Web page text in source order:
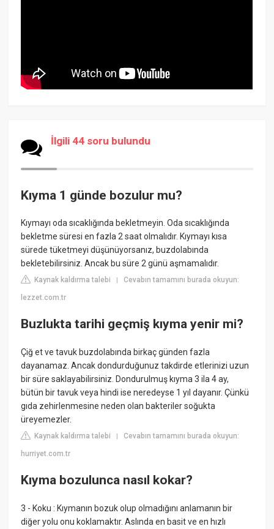
İlgili 44 soru bulundu
Kıyma 1 günde bozulur mu?
Kıymayı oda sıcaklığında bekletmeyin. Oda sıcaklığında
bekletme süresi en fazla 2 saat olmalıdır. Kıymayı kısa
sürede tüketmeyi düşünüyorsanız, buzdolabında
bekletebilirsiniz. Ancak bu süre 2 günü aşmamalıdır.
Kaynak kaldırma talebi |Cevabın tamamını burada okuyun:
lezzet.com.tr
Buzlukta tarihi geçmiş kıyma yenir mi?
Çiğ et ve tavuk buzdolabında birkaç günden fazla
dayanamaz. Ancak dondurduğunuz takdirde etlerinizi uzun
bir süre saklayabilirsiniz. Dondurulmuş kıyma 3 ila 4 ay,
bütün bir tavuk veya hindi ise neredeyse 1 yıl dayanır. Çünkü
gıda zehirlenmesine neden olan bakteriler soğukta
üreyemezler.
Kaynak kaldırma talebi |Cevabın tamamını burada okuyun:
hurriyet.com.tr
Kıyma bozulunca nasıl kokar?
3 - Koku : Kıymanın bozuk olup olmadığını anlamanın bir
diğer yolu onu koklamaktır. Aslında en basit ve en hızlı